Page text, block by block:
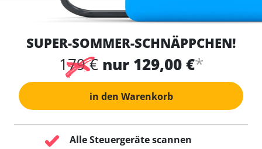
SUPER-SOMMER-SCHNÄPPCHEN!
179 € nur 129,00 €*
in den Warenkorb
Alle Steuergeräte scannen